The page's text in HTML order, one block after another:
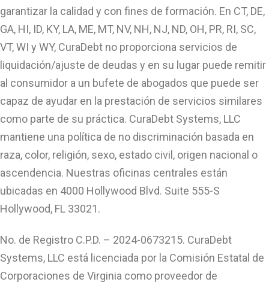
garantizar la calidad y con fines de formación. En CT, DE,
GA, HI, ID, KY, LA, ME, MT, NV, NH, NJ, ND, OH, PR, RI, SC,
VT, WI y WY, CuraDebt no proporciona servicios de
liquidación/ajuste de deudas y en su lugar puede remitir
al consumidor a un bufete de abogados que puede ser
capaz de ayudar en la prestación de servicios similares
como parte de su práctica. CuraDebt Systems, LLC
mantiene una política de no discriminación basada en
raza, color, religión, sexo, estado civil, origen nacional o
ascendencia. Nuestras oficinas centrales están
ubicadas en 4000 Hollywood Blvd. Suite 555-S
Hollywood, FL 33021.
No. de Registro C.P.D. – 2024-0673215. CuraDebt
Systems, LLC está licenciada por la Comisión Estatal de
Corporaciones de Virginia como proveedor de